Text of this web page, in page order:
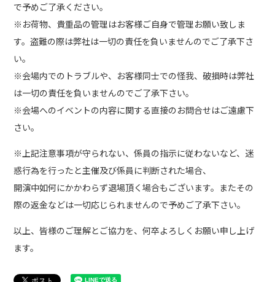
で予めご了承ください。
※お荷物、貴重品の管理はお客様ご自身で管理お願い致しま
す。盗難の際は弊社は一切の責任を負いませんのでご了承下さ
い。
※会場内でのトラブルや、お客様同士での怪我、破損時は弊社
は一切の責任を負いませんのでご了承下さい。
※会場へのイベントの内容に関する直接のお問合せはご遠慮下
さい。
※上記注意事項が守られない、係員の指示に従わないなど、迷
惑行為を行ったと主催及び係員に判断された場合、
開演中如何にかかわらず退場頂く場合もございます。またその
際の返金などは一切応じられませんので予めご了承下さい。
以上、皆様のご理解とご協力を、何卒よろしくお願い申し上げ
ます。